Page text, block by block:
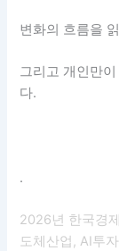
변화의 흐름을
그리고 개인만
다.
.
2026년 한국경
도체산업, AI투